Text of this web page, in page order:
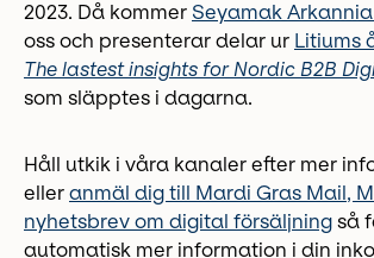
2023. Då kommer Seyamak
oss och presenterar delar ur Litiums
The lastest insights for Nordic B2B
som släpptes i dagarna.
Håll utkik i våra kanaler efter mer
eller anmäl dig till Mardi Gras Mail,
nyhetsbrev om digital försäljning så
automatisk mer information i din